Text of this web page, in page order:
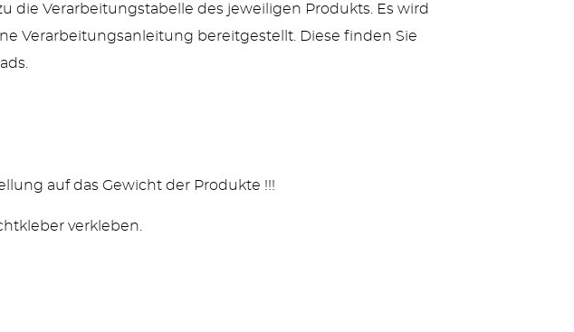
die Verarbeitungstabelle des jeweiligen Produkts. Es wird
Verarbeitungsanleitung bereitgestellt. Diese finden Sie
auf das Gewicht der Produkte !!!
verkleben.